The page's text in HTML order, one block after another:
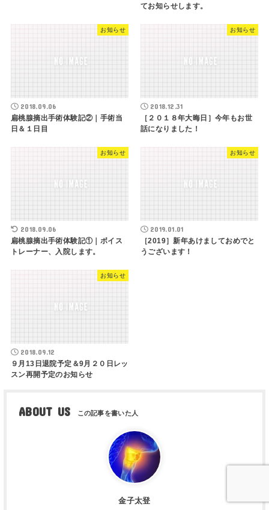
てお知らせします。
お知らせ
2018.09.06
扁桃腺摘出手術体験記②｜手術当
日＆１日目
お知らせ
2018.12.31
［２０１８年大晦日］今年もお世
話になりました！
お知らせ
2018.09.06
扁桃腺摘出手術体験記①｜ボイス
トレーナー、入院します。
お知らせ
2019.01.01
［2019］新年あけましておめでと
うございます！
お知らせ
2018.09.12
９月13日退院予定＆9月２０日レッ
スン再開予定のお知らせ
ABOUT US
金子太登